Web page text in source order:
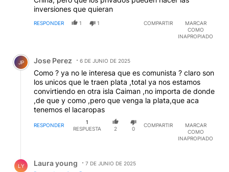
inversiones que quieran
RESPONDER 1 1 COMPARTIR
MARCAR
COMO
INAPROPIADO
Comentario de Jose Perez.
JP Jose Perez 6 DE JUNIO DE 2025
Como ? ya no le interesa que es comunista ? claro son
los unicos que le traen plata ,total ya nos estamos
convirtiendo en otra isla Caiman ,no importa de donde
,de que y como ,pero que venga la plata,que aca
tenemos el lacaropas
RESPONDER
1
RESPUESTA
2 0
COMPARTIR
MARCAR
COMO
INAPROPIADO
LY Laura young
7 DE JUNIO DE 2025